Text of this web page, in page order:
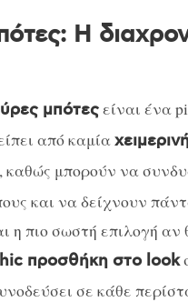
Η
μπότεςείναι ένα
από καμία
, καθώς μπορούν να
και να δείχνουν
η πιο σωστή επιλογή αν
προσθήκη στο look
σε κάθε